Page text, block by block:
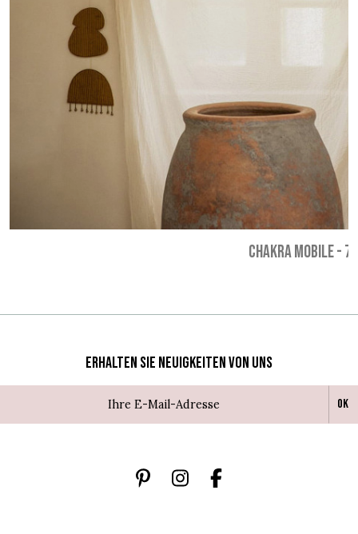
CHAKRA MOBILE-
Erhalten Sie Neuigkeiten von uns
Ok